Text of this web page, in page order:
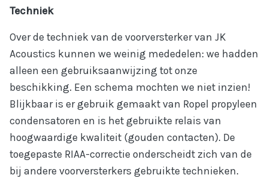
Home
JK Producten
Occasions
Recensies
Prijslijst
Techniek
Over de techniek van de voorversterker van JK
Acoustics kunnen we weinig mededelen: we hadden
alleen een gebruiksaanwijzing tot onze
beschikking. Een schema mochten we niet inzien!
Blijkbaar is er gebruik gemaakt van Ropel propyleen
condensatoren en is het gebruikte relais van
hoogwaardige kwaliteit (gouden contacten). De
toegepaste RIAA-correctie onderscheidt zich van de
bij andere voorversterkers gebruikte technieken.